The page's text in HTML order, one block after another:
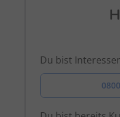
Du bist